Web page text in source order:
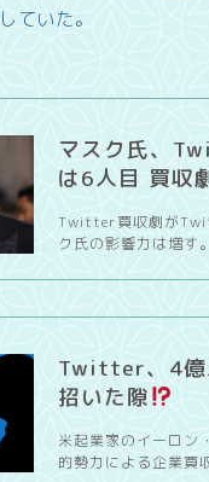
ていた。
マスク氏、
は6人目 買収
Twitter買収劇が
ク氏の影響力は増
Twitter、4億
招いた隙
米起業家のイーロン
的勢力による企業買